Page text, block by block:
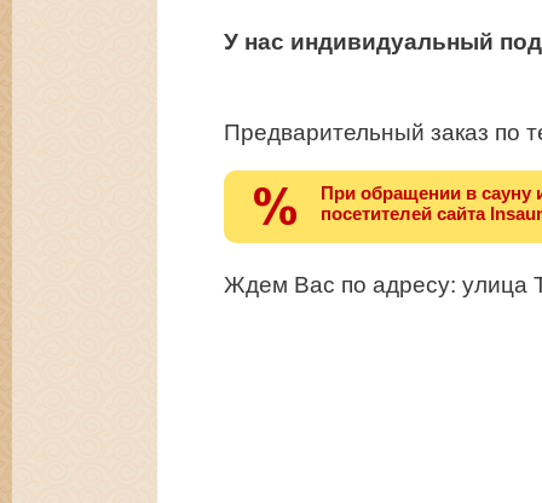
У нас индивидуальный
Предварительный заказ по
При обращении в сауну
посетителей сайта
Ждем Вас по адресу: улица